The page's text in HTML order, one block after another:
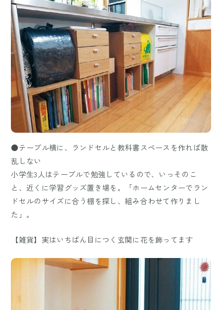
●テーブル横に、ランドセルと教科書スペースを作れば散
乱しない
小学生3人はテーブルで勉強しているので、いっそのこ
と、近くに学習グッズ置き場を。「ホームセンターでラン
ドセルのサイズに合う棚を探し、組み合わせて作りまし
た」。
【雑貨】実はいちばん目につく玄関に花を飾ってます